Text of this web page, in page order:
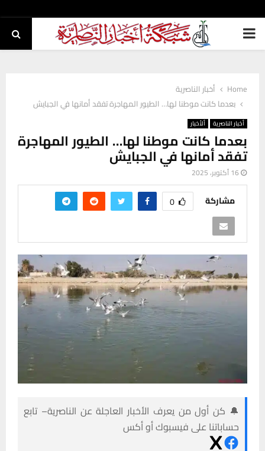
PRIMARY
Home
أخبار الناصرية
بعدما كانت موطنا لها… الطيور المهاجرة تفقد أمانها في الجبايش
أخبار الناصرية ألأخبار
بعدما كانت موطنا لها… الطيور المهاجرة
تفقد أمانها في الجبايش
16 أكتوبر، 2025
مشاركة 0
🔔 كن أول من يعرف الأخبار العاجلة عن الناصرية– تابع
حساباتنا على فيسبوك أو أكس